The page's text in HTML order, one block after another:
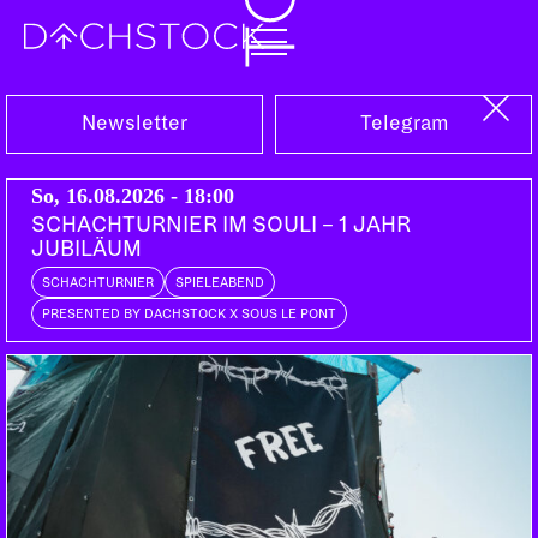
Fr, 03.03.2017
UK RAP NIGHT
DABBLA UK | High Focus, LDZ
UK | Problem Child, Potent Funk
Newsletter Telegram
So, 16.08.2026 - 18:00
SCHACHTURNIER IM SOULI – 1 JAHR
JUBILÄUM
SCHACHTURNIER SPIELEABEND
PRESENTED BY DACHSTOCK X SOUS LE PONT